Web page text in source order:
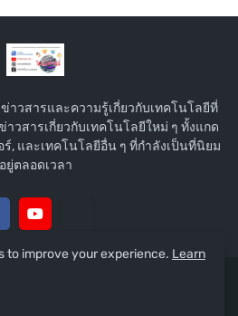
าวสารและความรู้เกี่ยวกับเทคโนโลยีที่
วสารเกี่ยวกับเทคโนโลยีใหม่ ๆ ทั้งแกด
ร์, และเทคโนโลยีอื่น ๆ ที่กำลังเป็นที่นิยม
อยู่ตลอดเวลา
to improve your experience. Learn